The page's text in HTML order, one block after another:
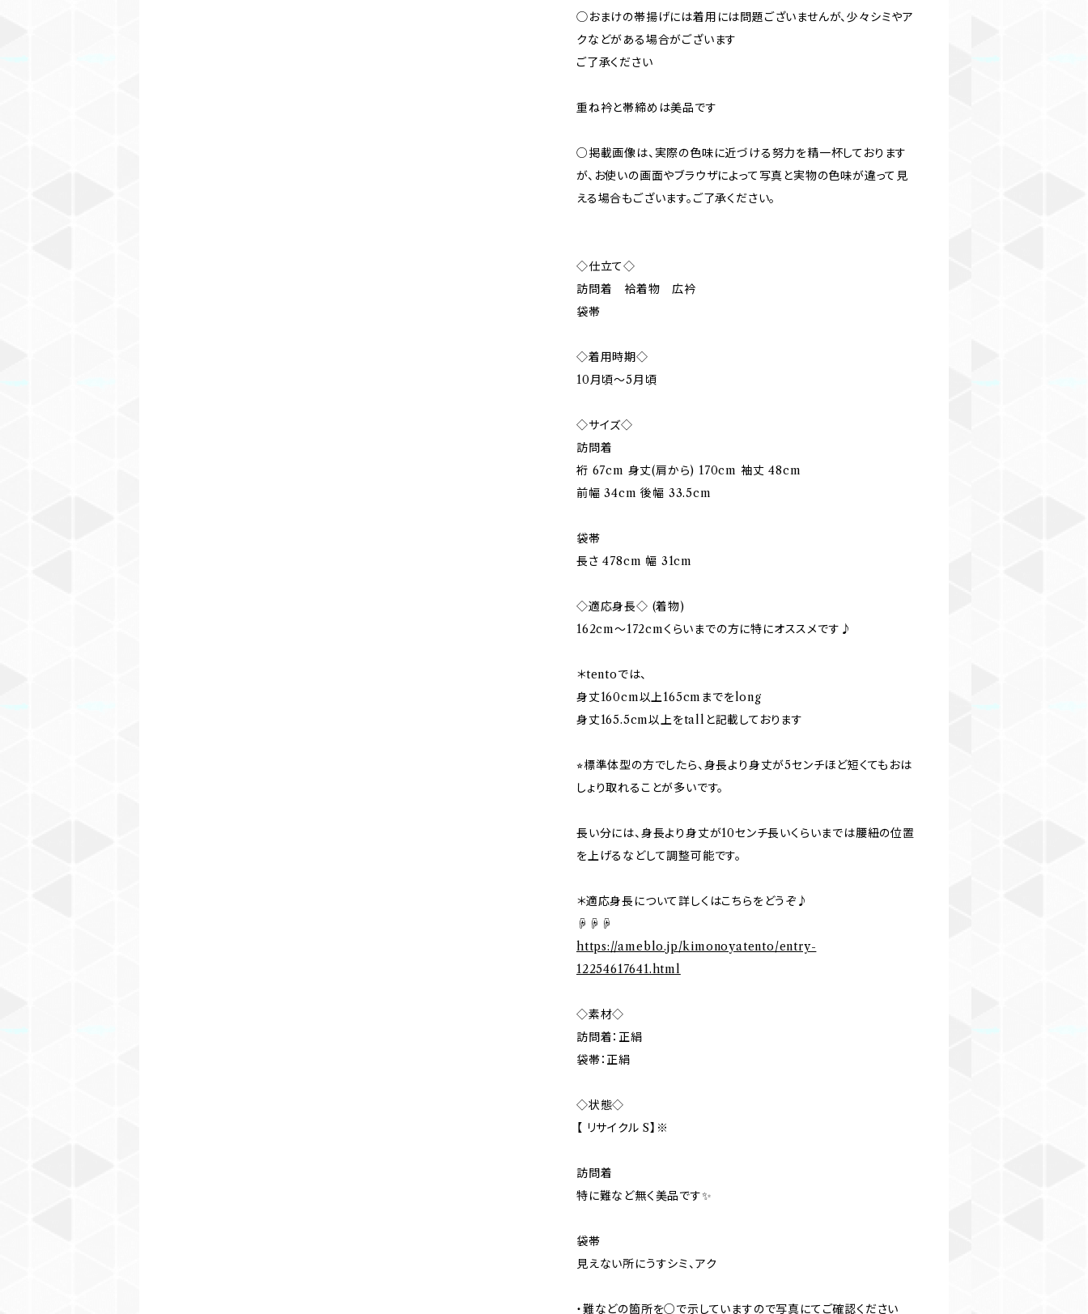
◯おまけの帯揚げには着用には問題ございませんが、少々シミやア
クなどがある場合がございます
ご了承ください
重ね衿と帯締めは美品です
○掲載画像は、実際の色味に近づける努力を精一杯しております
が、お使いの画面やブラウザによって写真と実物の色味が違って見
える場合もございます。ご了承ください。
◇仕立て◇
訪問着 袷着物 広衿
袋帯
◇着用時期◇
10月頃〜5月頃
◇サイズ◇
訪問着
裄 67cm 身丈(肩から) 170cm 袖丈 48cm
前幅 34cm 後幅 33.5cm
袋帯
長さ 478cm 幅 31cm
◇適応身長◇ (着物)
162cm～172cmくらいまでの方に特にオススメです♪
＊tentoでは、
身丈160cm以上165cmまでをlong
身丈165.5cm以上をtallと記載しております
⭐︎標準体型の方でしたら、身長より身丈が5センチほど短くてもおは
しょり取れることが多いです。
長い分には、身長より身丈が10センチ長いくらいまでは腰紐の位置
を上げるなどして調整可能です。
＊適応身長について詳しくはこちらをどうぞ♪
☟☟☟
https://ameblo.jp/kimonoyatento/entry-
12254617641.html
◇素材◇
訪問着：正絹
袋帯：正絹
◇状態◇
【 リサイクル S】※
訪問着
特に難など無く美品です✨️
袋帯
見えない所にうすシミ、アク
・難などの箇所を○で示していますので写真にてご確認ください